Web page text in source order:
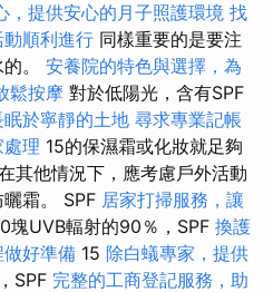
，提供安心的月子照護環境 找
順利進行 同樣重要的是要注
。 安養院的特色與選擇，為
鬆按摩 對於低陽光，含有SPF
於寧靜的土地 尋求專業記帳
理 15的保濕霜或化妝就足夠
其他情況下，應考慮戶外活動
霜。 SPF 居家打掃服務，讓
塊UVB輻射的90％，SPF 換護
好準備 15 除白蟻專家，提供
SPF 完整的工商登記服務，助